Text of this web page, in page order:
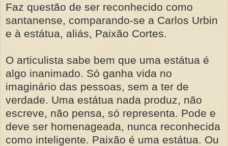
Faz questão de ser reconhecido como
santanense, comparando-se a Carlos Urbin
e à estátua, aliás, Paixão Cortes.
O articulista sabe bem que uma estátua é
algo inanimado. Só ganha vida no
imaginário das pessoas, sem a ter de
verdade. Uma estátua nada produz, não
escreve, não pensa, só representa. Pode e
deve ser homenageada, nunca reconhecida
como inteligente. Paixão é uma estátua. Ou